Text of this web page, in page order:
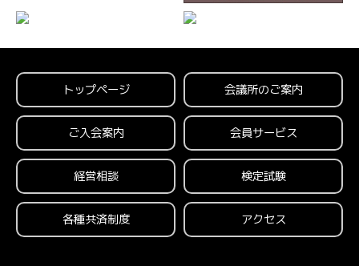
トップページ 会議所のご案内
ご入会案内 会員サービス
経営相談 検定試験
各種共済制度 アクセス